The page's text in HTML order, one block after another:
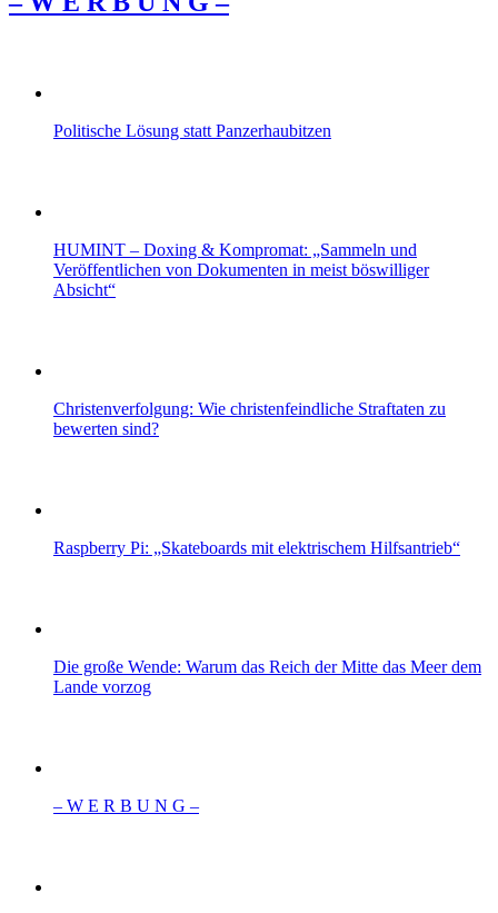
Politische Lösung statt Panzerhaubitzen
HUMINT – Doxing & Kompromat: „Sammeln und
Veröffentlichen von Dokumenten in meist böswilliger
Absicht“
Christenverfolgung: Wie christenfeindliche Straftaten zu
bewerten sind?
Raspberry Pi: „Skateboards mit elektrischem Hilfsantrieb“
Die große Wende: Warum das Reich der Mitte das Meer dem
Lande vorzog
– W Ε R Β U Ν G –